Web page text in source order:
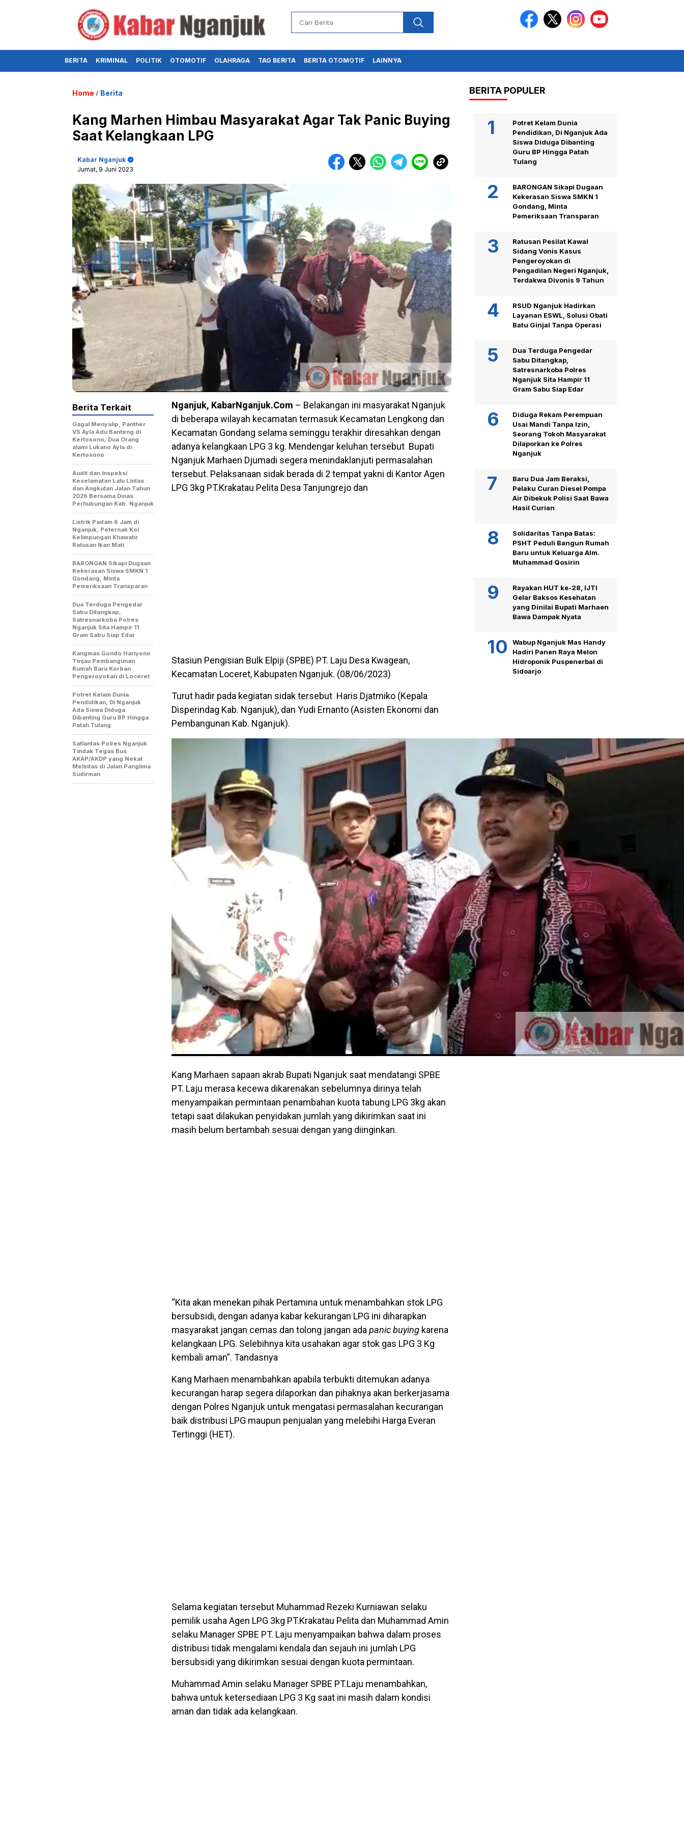
BERITA KRIMINAL POLITIK OTOMOTIF OLAHRAGA TAG BERITA BERITA OTOMOTIF LAINNYA
Home / Berita
Kang Marhen Himbau Masyarakat Agar Tak Panic Buying
Saat Kelangkaan LPG
Kabar Nganjuk
Jumat, 9 Juni 2023
Nganjuk, KabarNganjuk.Com – Belakangan ini masyarakat Nganjuk
di beberapa wilayah kecamatan termasuk Kecamatan Lengkong dan
Kecamatan Gondang selama seminggu terakhir diresahkan dengan
adanya kelangkaan LPG 3 kg. Mendengar keluhan tersebut Bupati
Nganjuk Marhaen Djumadi segera menindaklanjuti permasalahan
tersebut. Pelaksanaan sidak berada di 2 tempat yakni di Kantor Agen
LPG 3kg PT.Krakatau Pelita Desa Tanjungrejo dan
Stasiun Pengisian Bulk Elpiji (SPBE) PT. Laju Desa Kwagean,
Kecamatan Loceret, Kabupaten Nganjuk. (08/06/2023)
Turut hadir pada kegiatan sidak tersebut Haris Djatmiko (Kepala
Disperindag Kab. Nganjuk), dan Yudi Ernanto (Asisten Ekonomi dan
Pembangunan Kab. Nganjuk).
Kang Marhaen sapaan akrab Bupati Nganjuk saat mendatangi SPBE
PT. Laju merasa kecewa dikarenakan sebelumnya dirinya telah
menyampaikan permintaan penambahan kuota tabung LPG 3kg akan
tetapi saat dilakukan penyidakan jumlah yang dikirimkan saat ini
masih belum bertambah sesuai dengan yang diinginkan.
“Kita akan menekan pihak Pertamina untuk menambahkan stok LPG
bersubsidi, dengan adanya kabar kekurangan LPG ini diharapkan
masyarakat jangan cemas dan tolong jangan ada panic buying karena
kelangkaan LPG. Selebihnya kita usahakan agar stok gas LPG 3 Kg
kembali aman”. Tandasnya
Kang Marhaen menambahkan apabila terbukti ditemukan adanya
kecurangan harap segera dilaporkan dan pihaknya akan berkerjasama
dengan Polres Nganjuk untuk mengatasi permasalahan kecurangan
baik distribusi LPG maupun penjualan yang melebihi Harga Everan
Tertinggi (HET).
Selama kegiatan tersebut Muhammad Rezeki Kurniawan selaku
pemilik usaha Agen LPG 3kg PT.Krakatau Pelita dan Muhammad Amin
selaku Manager SPBE PT. Laju menyampaikan bahwa dalam proses
distribusi tidak mengalami kendala dan sejauh ini jumlah LPG
bersubsidi yang dikirimkan sesuai dengan kuota permintaan.
Muhammad Amin selaku Manager SPBE PT.Laju menambahkan,
bahwa untuk ketersediaan LPG 3 Kg saat ini masih dalam kondisi
aman dan tidak ada kelangkaan.
Berita Terkait
Gagal Menyalip, Panther
VS Ayla Adu Banteng di
Kertosono, Dua Orang
alami Lukano Ayla di
Kertosono
Audit dan Inspeksi
Keselamatan Lalu Lintas
dan Angkutan Jalan Tahun
2026 Bersama Dinas
Perhubungan Kab. Nganjuk
Listrik Padam 6 Jam di
Nganjuk, Peternak Koi
Kelimpungan Khawatir
Ratusan Ikan Mati
BARONGAN Sikapi Dugaan
Kekerasan Siswa SMKN 1
Gondang, Minta
Pemeriksaan Transparan
Dua Terduga Pengedar
Sabu Ditangkap,
Satresnarkoba Polres
Nganjuk Sita Hampir 11
Gram Sabu Siap Edar
Kangmas Gondo Hariyono
Tinjau Pembangunan
Rumah Baru Korban
Pengeroyokan di Loceret
Potret Kelam Dunia
Pendidikan, Di Nganjuk
Ada Siswa Diduga
Dibanting Guru BP Hingga
Patah Tulang
Satlantas Polres Nganjuk
Tindak Tegas Bus
AKAP/AKDP yang Nekat
Melintas di Jalan Panglima
Sudirman
BERITA POPULER
Potret Kelam Dunia
Pendidikan, Di Nganjuk Ada
Siswa Diduga Dibanting
Guru BP Hingga Patah
Tulang
BARONGAN Sikapi Dugaan
Kekerasan Siswa SMKN 1
Gondang, Minta
Pemeriksaan Transparan
Ratusan Pesilat Kawal
Sidang Vonis Kasus
Pengeroyokan di
Pengadilan Negeri Nganjuk,
Terdakwa Divonis 9 Tahun
RSUD Nganjuk Hadirkan
Layanan ESWL, Solusi Obati
Batu Ginjal Tanpa Operasi
Dua Terduga Pengedar
Sabu Ditangkap,
Satresnarkoba Polres
Nganjuk Sita Hampir 11
Gram Sabu Siap Edar
Diduga Rekam Perempuan
Usai Mandi Tanpa Izin,
Seorang Tokoh Masyarakat
Dilaporkan ke Polres
Nganjuk
Baru Dua Jam Beraksi,
Pelaku Curan Diesel Pompa
Air Dibekuk Polisi Saat Bawa
Hasil Curian
Solidaritas Tanpa Batas:
PSHT Peduli Bangun Rumah
Baru untuk Keluarga Alm.
Muhammad Qosirin
Rayakan HUT ke-28, IJTI
Gelar Baksos Kesehatan
yang Dinilai Bupati Marhaen
Bawa Dampak Nyata
Wabup Nganjuk Mas Handy
Hadiri Panen Raya Melon
Hidroponik Puspenerbal di
Sidoarjo